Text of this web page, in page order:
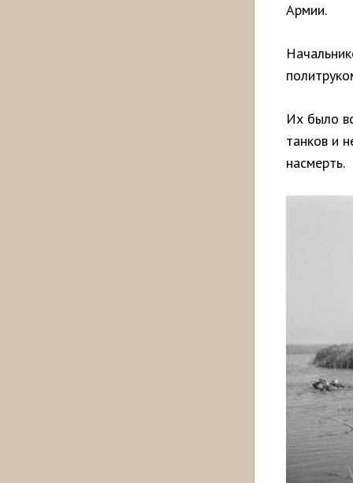
Армии.
Их было
танков и
насмерть.